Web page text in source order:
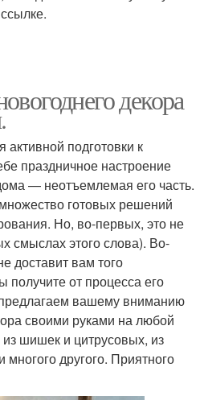
декора
подготовки к
праздничное настроение
— неотъемлемая его часть.
готовых решений
Но, во-первых, это не
смыслах этого слова). Во-
доставит вам того
получите от процесса его
вашему вниманию
своими руками на любой
шишек и цитрусовых, из
многого другого. Приятного